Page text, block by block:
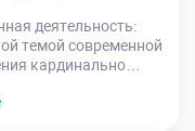
деятельность:
темой современной
кардинально
выстраивать новые